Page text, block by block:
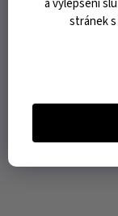
a vylepšení
stránek